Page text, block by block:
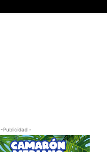
-Publicidad -